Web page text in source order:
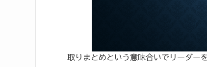
取りまとめという意味合いでリーダー